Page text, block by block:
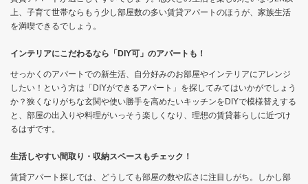
上、子育て世帯ならもう少し部屋数の多い賃貸アパートのほうが、家族生活
を満喫できるでしょう。
インテリアにこだわるなら「DIY可」のアパートも！
せっかくのアパートでの新生活、自分好みのお部屋やインテリアにアレンジ
したい！という方は「DIYができるアパート」を探してみてはいかがでしょう
か？狭くなりがちな玄関や使い勝手を高めたいキッチンをDIYで模様替えする
と、部屋の出入りや料理がいっそう楽しくなり、理想の賃貸暮らしに近づけ
るはずです。
生活しやすい間取り・収納スペースもチェック！
賃貸アパート探しでは、どうしても部屋の数や広さに注目しがち。しかし部